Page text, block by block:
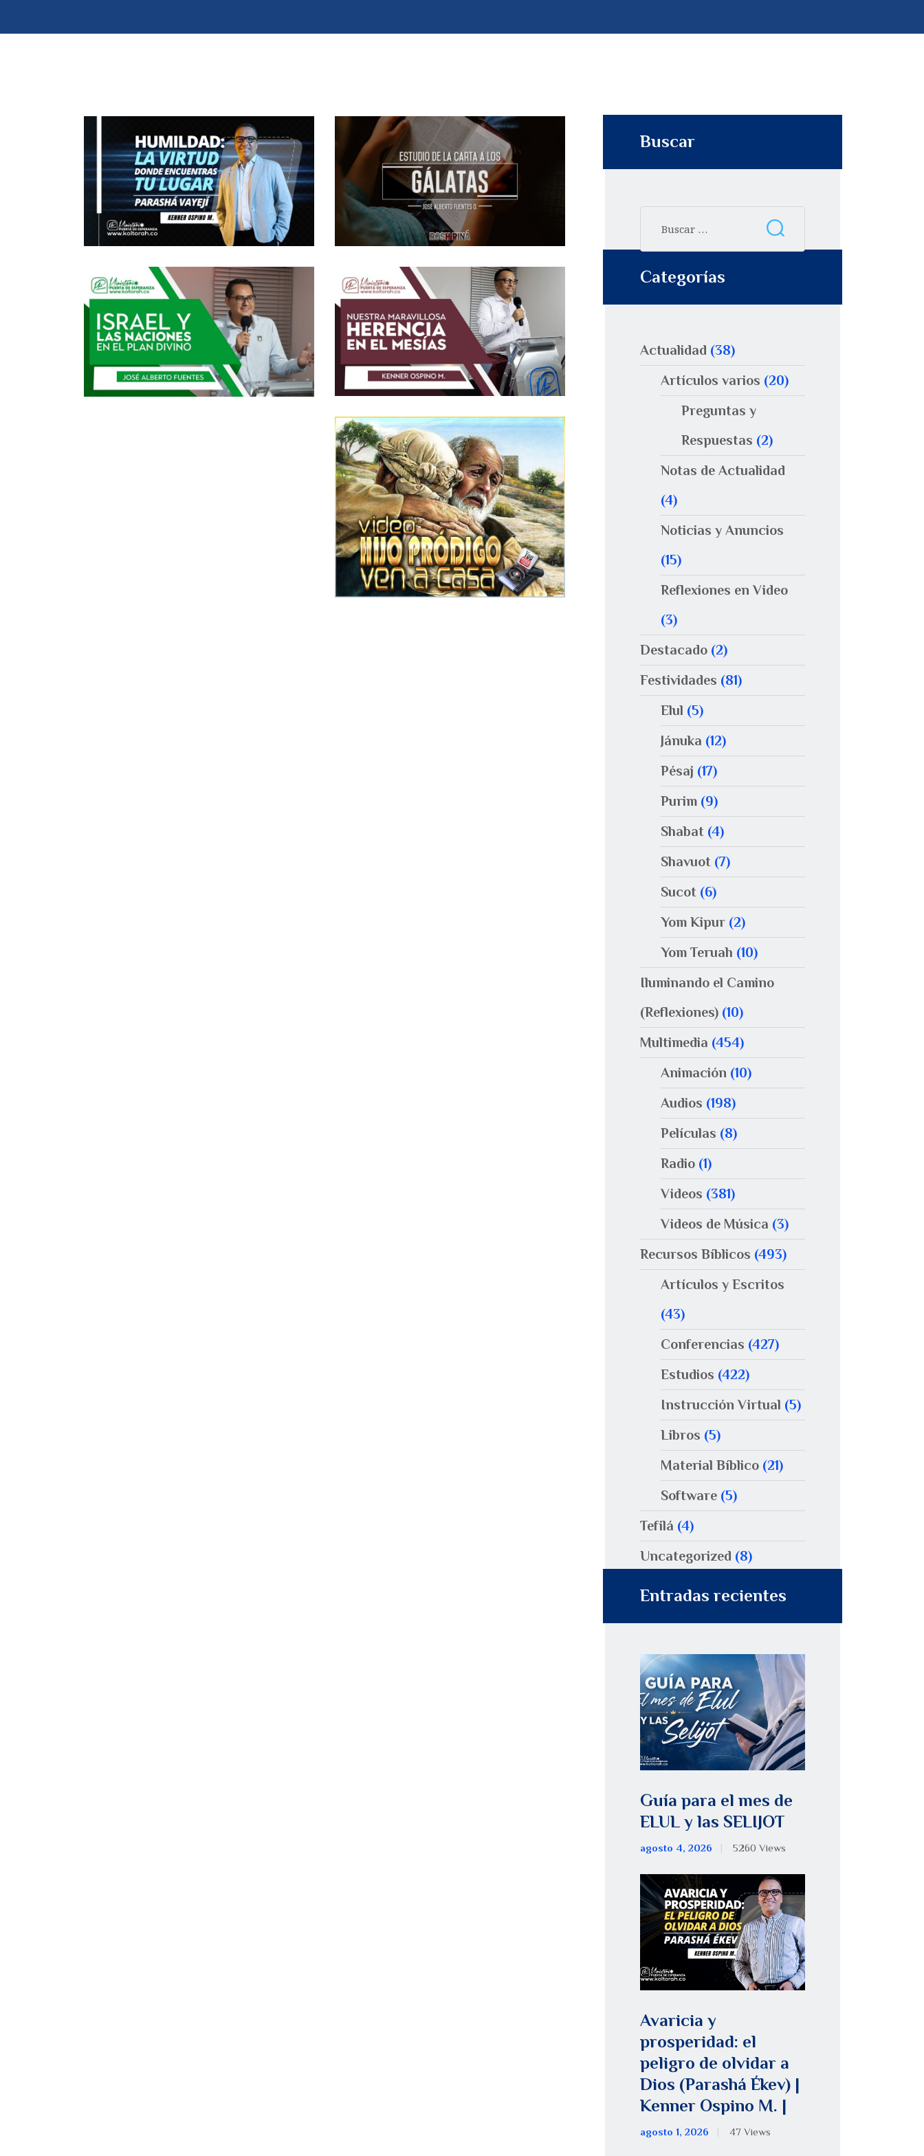
Buscar
Categorías
Actualidad (38)
Artículos varios (20)
Preguntas y
Respuestas (2)
Notas de Actualidad
(4)
Noticias y Anuncios
(15)
Reflexiones en Video
(3)
Destacado (2)
Festividades (81)
Elul (5)
Jánuka (12)
Pésaj (17)
Purim (9)
Shabat (4)
Shavuot (7)
Sucot (6)
Yom Kipur (2)
Yom Teruah (10)
Iluminando el Camino
(Reflexiones) (10)
Multimedia (454)
Animación (10)
Audios (198)
Películas (8)
Radio (1)
Videos (381)
Videos de Música (3)
Recursos Bíblicos (493)
Artículos y Escritos
(43)
Conferencias (427)
Estudios (422)
Instrucción Virtual (5)
Libros (5)
Material Bíblico (21)
Software (5)
Tefilá (4)
Uncategorized (8)
Entradas recientes
Guía para el mes de
ELUL y las SELIJOT
agosto 4, 2026 5260 Views
Avaricia y
prosperidad: el
peligro de olvidar a
Dios (Parashá Ékev) |
Kenner Ospino M. |
agosto 1, 2026 47 Views
i